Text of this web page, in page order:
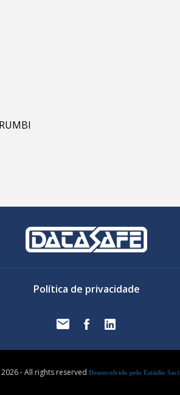
Política de privacidade
- All rights reserved Desenvolvido pelo Estúdio Saci